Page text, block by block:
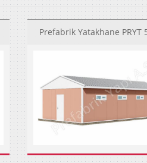
Prefabrik Yatakhane PRYT